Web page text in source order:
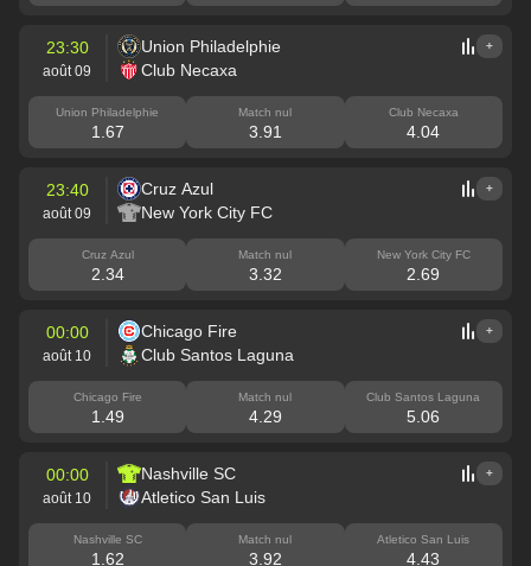
23:30
août 09
Union Philadelphie
Club Necaxa
+
Union Philadelphie
1.67
Match nul
3.91
Club Necaxa
4.04
23:40
août 09
Cruz Azul
New York City FC
+
Cruz Azul
2.34
Match nul
3.32
New York City FC
2.69
00:00
août 10
Chicago Fire
Club Santos Laguna
+
Chicago Fire
1.49
Match nul
4.29
Club Santos Laguna
5.06
00:00
août 10
Nashville SC
Atletico San Luis
+
Nashville SC
1.62
Match nul
3.92
Atletico San Luis
4.43